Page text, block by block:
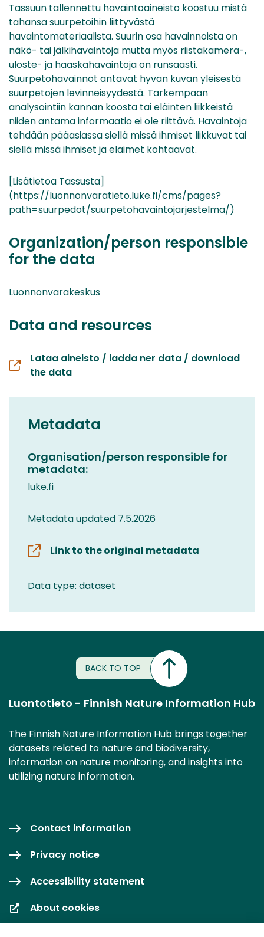
Tassuun tallennettu havaintoaineisto koostuu mistä
tahansa suurpetoihin liittyvästä
havaintomateriaalista. Suurin osa havainnoista on
näkö- tai jälkihavaintoja mutta myös riistakamera-,
uloste- ja haaskahavaintoja on runsaasti.
Suurpetohavainnot antavat hyvän kuvan yleisestä
suurpetojen levinneisyydestä. Tarkempaan
analysointiin kannan koosta tai eläinten liikkeistä
niiden antama informaatio ei ole riittävä. Havaintoja
tehdään pääasiassa siellä missä ihmiset liikkuvat tai
siellä missä ihmiset ja eläimet kohtaavat.
[Lisätietoa Tassusta]
(https://luonnonvaratieto.luke.fi/cms/pages?
path=suurpedot/suurpetohavaintojarjestelma/)
Organization/person responsible
for the data
Luonnonvarakeskus
Data and resources
Lataa aineisto / ladda ner data / download
the data
Metadata
Organisation/person responsible for
metadata:
luke.fi
Metadata updated 7.5.2026
Link to the original metadata
Data type: dataset
BACK TO TOP
Luontotieto - Finnish Nature Information Hub
The Finnish Nature Information Hub brings together
datasets related to nature and biodiversity,
information on nature monitoring, and insights into
utilizing nature information.
Contact information
Privacy notice
Accessibility statement
About cookies